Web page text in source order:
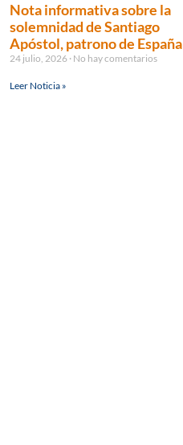
Nota informativa sobre la
solemnidad de Santiago
Apóstol, patrono de España
24 julio, 2026 No hay comentarios
Leer Noticia »